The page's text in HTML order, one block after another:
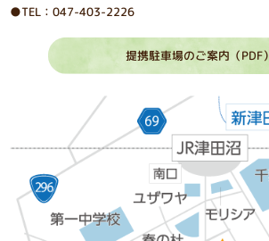
●TEL：047-403-2226
提携駐車場のご案内（PDF）